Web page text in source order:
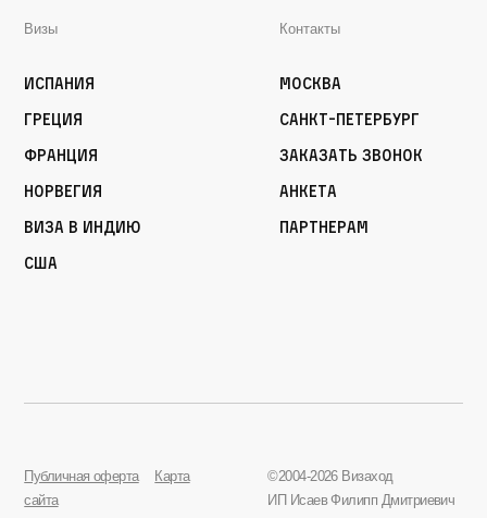
Визы
Испания
Греция
Франция
Норвегия
Виза в Индию
США
Контакты
Москва
Санкт-Петербург
Заказать звонок
Анкета
Партнерам
Публичная оферта
Карта
сайта
©2004-2026 Визаход
ИП Исаев Филипп Дмитриевич